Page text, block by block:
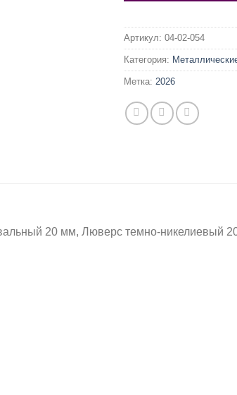
Артикул: 04-02-054
Категория:
Метка: 2026
20 мм, Люверс темно-никелиевый